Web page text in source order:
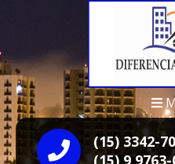
(15) 3342-
(15) 9